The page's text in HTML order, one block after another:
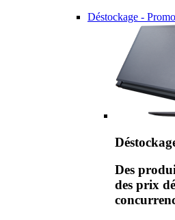
Déstockage -
Des
des prix